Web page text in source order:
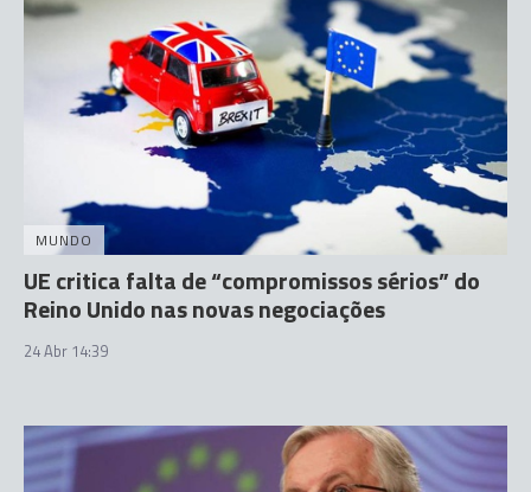
MUNDO
UE critica falta de “compromissos sérios” do
Reino Unido nas novas negociações
24 Abr 14:39